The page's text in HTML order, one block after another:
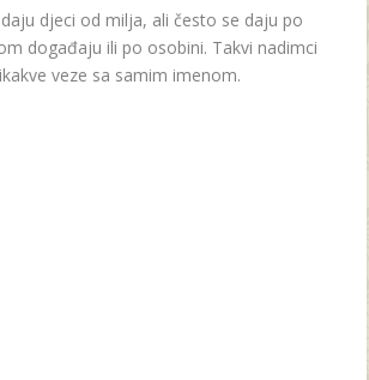
djeci od milja, ali često se daju po
događaju ili po osobini. Takvi nadimci
veze sa samim imenom.